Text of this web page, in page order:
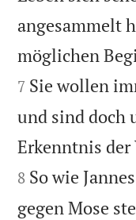
angesammelt
möglichen
7 Sie wollen
und sind doch
Erkenntnis
8 So wie
gegen Mose